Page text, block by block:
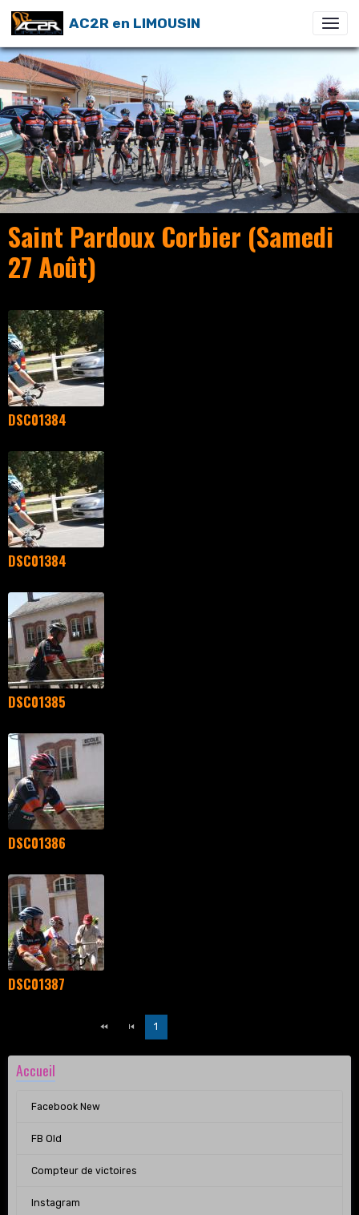
AC2R en LIMOUSIN
Saint Pardoux Corbier (Samedi
27 Août)
DSC01384
DSC01384
DSC01385
DSC01386
DSC01387
1
Accueil
Facebook New
FB Old
Compteur de victoires
Instagram